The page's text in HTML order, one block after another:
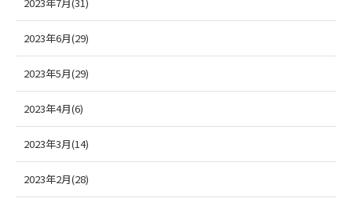
2023年6月(29)
2023年5月(29)
2023年4月(6)
2023年3月(14)
2023年2月(28)